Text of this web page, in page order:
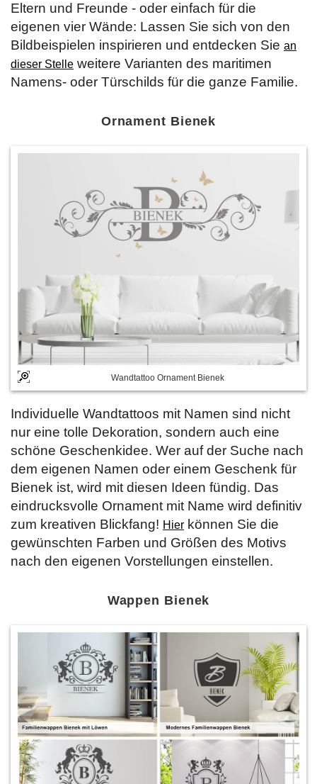
Eltern und Freunde - oder einfach für die
eigenen vier Wände: Lassen Sie sich von den
Bildbeispielen inspirieren und entdecken Sie an
dieser Stelle weitere Varianten des maritimen
Namens- oder Türschilds für die ganze Familie.
Ornament Bienek
Wandtattoo Ornament Bienek
Individuelle Wandtattoos mit Namen sind nicht
nur eine tolle Dekoration, sondern auch eine
schöne Geschenkidee. Wer auf der Suche nach
dem eigenen Namen oder einem Geschenk für
Bienek ist, wird mit diesen Ideen fündig. Das
eindrucksvolle Ornament mit Name wird definitiv
zum kreativen Blickfang! Hier können Sie die
gewünschten Farben und Größen des Motivs
nach den eigenen Vorstellungen einstellen.
Wappen Bienek